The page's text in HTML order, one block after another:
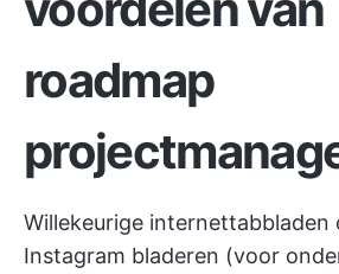
roadmap
Willekeurige internettabbladen
Instagram bladeren (voor